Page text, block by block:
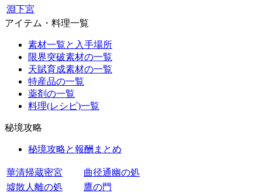
淵下宮
アイテム・料理一覧
素材一覧と入手場所
限界突破素材の一覧
天賦育成素材の一覧
特産品の一覧
薬剤の一覧
料理(レシピ)一覧
秘境攻略
秘境攻略と報酬まとめ
華清帰蔵密宮
曲径通幽の処
墟散人離の処
鷹の門